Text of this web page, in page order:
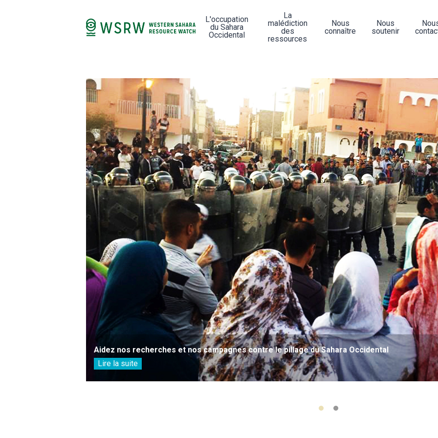
L'occupation
du Sahara
Occidental
La
malédiction
des
ressources
Nous
connaître
Nous
soutenir
Aidez nos recherches et nos campagnes contre le pillage du Sahara Occidental
Lire la suite